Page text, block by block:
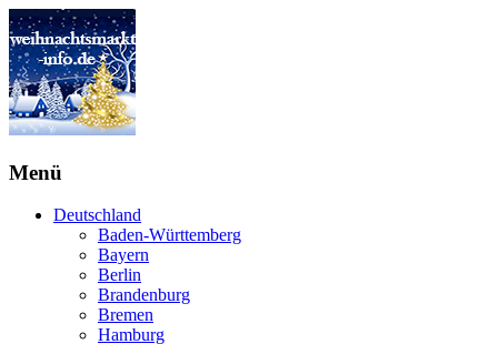
Menü
Deutschland
Baden-Württemberg
Bayern
Berlin
Brandenburg
Bremen
Hamburg